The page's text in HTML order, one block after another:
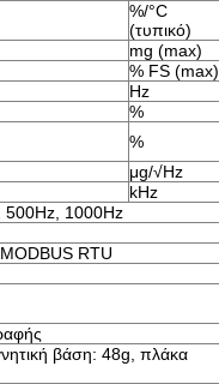
%/°C
(τυπικό)
mg (max)
% FS (max)
Hz
%
%
μg/√Hz
kHz
500Hz, 1000Hz
RTU
βάση: 48g, πλάκα